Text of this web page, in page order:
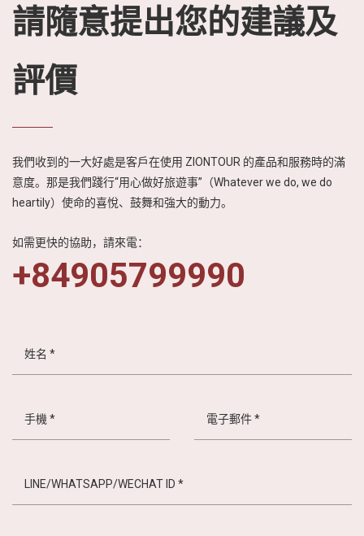
請隨意提出您的建議及
評價
我們收到的一大好處是客戶在使用 ZIONTOUR 的產品和服務時的滿
意度。那是我們踐行“用心做好旅遊事”（Whatever we do, we do
heartily）使命的喜悅、鼓舞和強大的動力。
如需更快的協助，請來電：
+84905799990